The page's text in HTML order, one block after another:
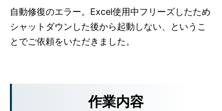
自動修復のエラー。Excel使用中フリーズしたため
シャットダウンした後から起動しない、というこ
とでご依頼をいただきました。
作業内容